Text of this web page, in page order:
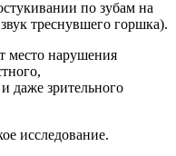
по зубам на
треснувшего горшка).
место нарушения
даже зрительного
исследование.